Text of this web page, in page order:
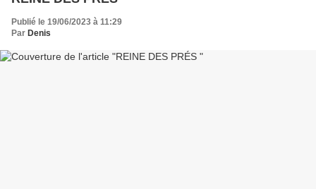
Publié le 19/06/2023 à 11:29
Par Denis